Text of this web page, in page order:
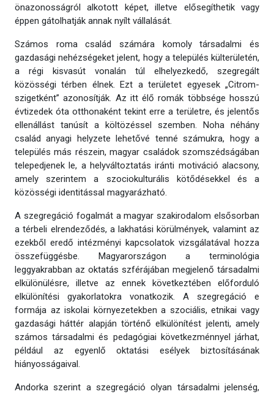
önazonosságról alkotott képet, illetve elősegíthetik vagy
éppen gátolhatják annak nyílt vállalását.
Számos roma család számára komoly társadalmi és
gazdasági nehézségeket jelent, hogy a település külterületén,
a régi kisvasút vonalán túl elhelyezkedő, szegregált
közösségi térben élnek. Ezt a területet egyesek „Citrom-
szigetként” azonosítják. Az itt élő romák többsége hosszú
évtizedek óta otthonaként tekint erre a területre, és jelentős
ellenállást tanúsít a költözéssel szemben. Noha néhány
család anyagi helyzete lehetővé tenné számukra, hogy a
település más részein, magyar családok szomszédságában
telepedjenek le, a helyváltoztatás iránti motiváció alacsony,
amely szerintem a szociokulturális kötődésekkel és a
közösségi identitással magyarázható.
A szegregáció fogalmát a magyar szakirodalom elsősorban
a térbeli elrendeződés, a lakhatási körülmények, valamint az
ezekből eredő intézményi kapcsolatok vizsgálatával hozza
összefüggésbe. Magyarországon a terminológia
leggyakrabban az oktatás szférájában megjelenő társadalmi
elkülönülésre, illetve az ennek következtében előforduló
elkülönítési gyakorlatokra vonatkozik. A szegregáció e
formája az iskolai környezetekben a szociális, etnikai vagy
gazdasági háttér alapján történő elkülönítést jelenti, amely
számos társadalmi és pedagógiai következménnyel járhat,
például az egyenlő oktatási esélyek biztosításának
hiányosságaival.
Andorka szerint a szegregáció olyan társadalmi jelenség,